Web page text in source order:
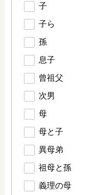
子
子ら
孫
息子
曾祖父
次男
母
母と子
異母弟
祖母と孫
義理の母